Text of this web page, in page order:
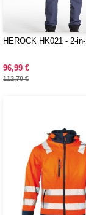
HEROCK HK021 - 2-
96,99 €
112,70 €